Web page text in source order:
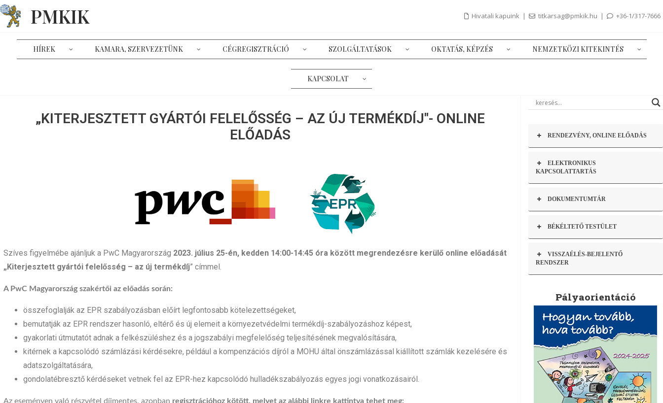
PMKIK Hivatali kapuink | titkarsag@pmkik.hu | +36-1/317-7666
HÍREK KAMARA, SZERVEZETÜNK CÉGREGISZTRÁCIÓ SZOLGÁLTATÁSOK OKTATÁS, KÉPZÉS NEMZETKÖZI KITEKINTÉS
KAPCSOLAT
„KITERJESZTETT GYÁRTÓI FELELŐSSÉG – AZ ÚJ TERMÉKDÍJ"- ONLINE
ELŐADÁS
Szíves figyelmébe ajánljuk a PwC Magyarország 2023. július 25-én, kedden 14:00-14:45 óra között megrendezésre kerülő online előadását
„Kiterjesztett gyártói felelősség – az új termékdíj” címmel.
A PwC Magyarország szakértői az előadás során:
összefoglalják az EPR szabályozásban előírt legfontosabb kötelezettségeket,
bemutatják az EPR rendszer hasonló, eltérő és új elemeit a környezetvédelmi termékdíj-szabályozáshoz képest,
gyakorlati útmutatót adnak a felkészüléshez és a jogszabályi megfelelőség teljesítésének megvalósítására,
kitérnek a kapcsolódó számlázási kérdésekre, például a kompenzációs díjról a MOHU által önszámlázással kiállított számlák kezelésére és
adatszolgáltatására,
gondolatébresztő kérdéseket vetnek fel az EPR-hez kapcsolódó hulladékszabályozás egyes jogi vonatkozásairól.
Az eseményen való részvétel díjmentes, azonban regisztrációhoz kötött, melyet az alábbi linkre kattintva tehet meg:
RENDEZVÉNY, ONLINE ELŐADÁS
ELEKTRONIKUS
KAPCSOLATTARTÁS
DOKUMENTUMTÁR
BÉKÉLTETŐ TESTÜLET
VISSZAÉLÉS-BEJELENTŐ
RENDSZER
Pályaorientáció